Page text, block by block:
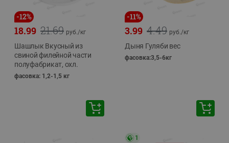
-12%
21.69
18.99 руб./кг
Шашлык Вкусный из
свиной филейной части
полуфабрикат, охл.
фасовка: 1,2-1,5 кг
-11%
4.49
3.99 руб./кг
Дыня Гуляби вес
фасовка:3,5-6кг
1